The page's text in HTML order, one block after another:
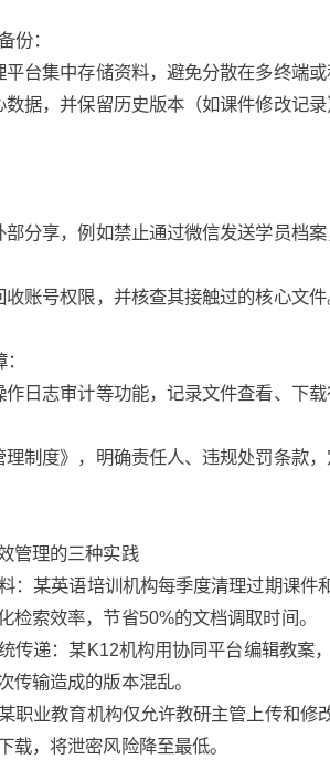
份：
平台集中存储资料，避免分散在多终端
数据，并保留历史版本（如课件修改记
部分享，例如禁止通过微信发送学员档
收账号权限，并核查其接触过的核心文件
作日志审计等功能，记录文件查看、下
理制度》，明确责任人、违规处罚条款
管理的三种实践
：某英语培训机构每季度清理过期课件
检索效率，节省50%的文档调取时间。
传递：某K12机构用协同平台编辑教案
传输造成的版本混乱。
职业教育机构仅允许教研主管上传和修
载，将泄密风险降至最低。